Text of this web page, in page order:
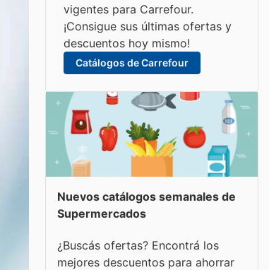
vigentes para Carrefour.
¡Consigue sus últimas ofertas y
descuentos hoy mismo!
Catálogos de Carrefour
Nuevos catálogos semanales de
Supermercados
¿Buscás ofertas? Encontrá los
mejores descuentos para ahorrar